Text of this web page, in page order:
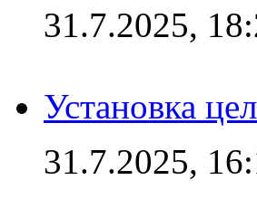
31.7.2025,
Установка
31.7.2025,